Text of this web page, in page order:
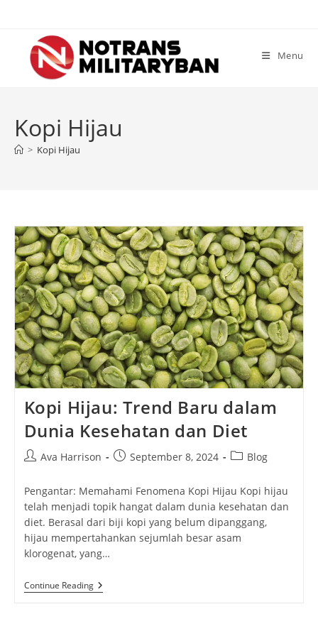
content
Menu
Kopi Hijau
> Kopi Hijau
Kopi Hijau: Trend Baru dalam
Dunia Kesehatan dan Diet
PostAva Harrison
PostSeptember 8, 2024
PostBlog
Pengantar: Memahami Fenomena Kopi Hijau Kopi hijau
telah menjadi topik hangat dalam dunia kesehatan dan
diet. Berasal dari biji kopi yang belum dipanggang,
hijau mempertahankan sejumlah besar asam
klorogenat, yang…
Continue ReadingKopi
Hijau: